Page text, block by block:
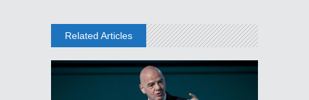
Related Articles